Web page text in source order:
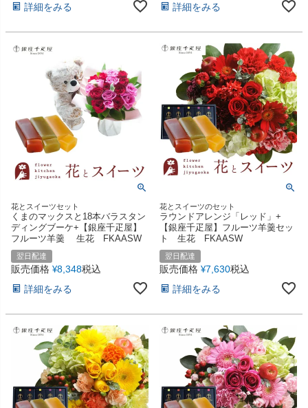
詳細をみる
詳細をみる
花とスイーツセット
くまのマックスと18本バラスタン
ディングブーケ+【銀座千疋屋】
フルーツ羊羹 生花 FKAASW
翌日配達
販売価格 ¥8,348税込
詳細をみる
花とスイーツのセット
ラウンドアレンジ「レッド」+
【銀座千疋屋】フルーツ羊羹セッ
ト 生花 FKAASW
翌日配達
販売価格 ¥7,630税込
詳細をみる